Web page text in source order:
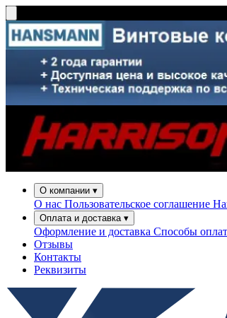
О компании ▾
О нас Пользовательское соглашение
Оплата и доставка ▾
Оформление и доставка Способы
Отзывы
Контакты
Реквизиты